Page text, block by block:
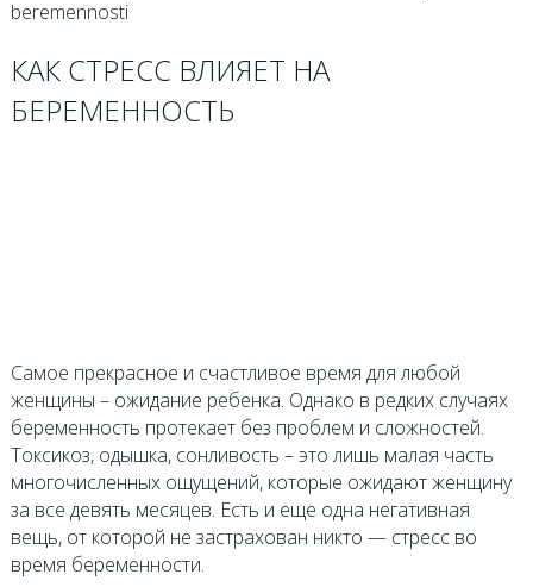
beremennosti
КАК СТРЕСС ВЛИЯЕТ НА
БЕРЕМЕННОСТЬ
Самое прекрасное и счастливое время для любой
женщины – ожидание ребенка. Однако в редких случаях
беременность протекает без проблем и сложностей.
Токсикоз, одышка, сонливость – это лишь малая часть
многочисленных ощущений, которые ожидают женщину
за все девять месяцев. Есть и еще одна негативная
вещь, от которой не застрахован никто — стресс во
время беременности.